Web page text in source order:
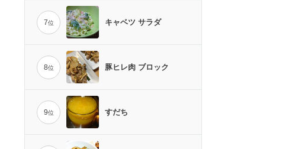
7位 キャベツ サラダ
8位 豚ヒレ肉 ブロック
9位 すだち